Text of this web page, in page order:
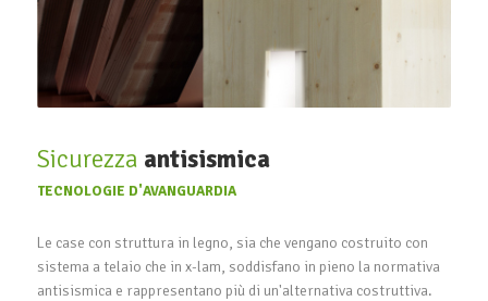
Sicurezza antisismica
TECNOLOGIE D'AVANGUARDIA
Le case con struttura in legno, sia che vengano costruito con
sistema a telaio che in x-lam, soddisfano in pieno la normativa
antisismica e rappresentano più di un'alternativa costruttiva.